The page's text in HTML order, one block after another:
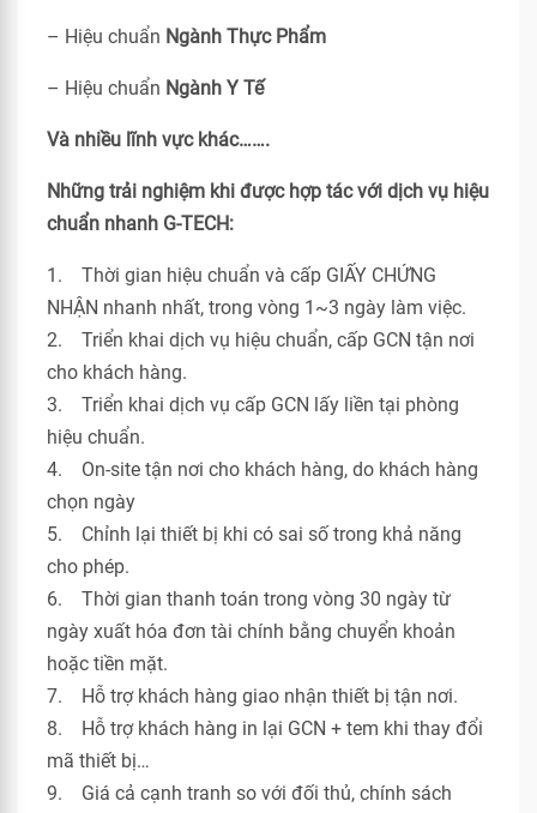
– Hiệu chuẩn Ngành Thực Phẩm
– Hiệu chuẩn Ngành Y Tế
Và nhiều lĩnh vực khác…….
Những trải nghiệm khi được hợp tác với dịch vụ hiệu
chuẩn nhanh G-TECH:
1. Thời gian hiệu chuẩn và cấp GIẤY CHỨNG
NHẬN nhanh nhất, trong vòng 1~3 ngày làm việc.
2. Triển khai dịch vụ hiệu chuẩn, cấp GCN tận nơi
cho khách hàng.
3. Triển khai dịch vụ cấp GCN lấy liền tại phòng
hiệu chuẩn.
4. On-site tận nơi cho khách hàng, do khách hàng
chọn ngày
5. Chỉnh lại thiết bị khi có sai số trong khả năng
cho phép.
6. Thời gian thanh toán trong vòng 30 ngày từ
ngày xuất hóa đơn tài chính bằng chuyển khoản
hoặc tiền mặt.
7. Hỗ trợ khách hàng giao nhận thiết bị tận nơi.
8. Hỗ trợ khách hàng in lại GCN + tem khi thay đổi
mã thiết bị…
9. Giá cả cạnh tranh so với đối thủ, chính sách